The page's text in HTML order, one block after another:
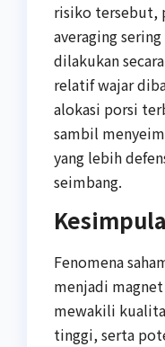
risiko tersebut,
averaging
dilakukan
relatif wajar
alokasi porsi
sambil
yang lebih
seimbang.
Fenomena
menjadi
mewakili
tinggi, serta